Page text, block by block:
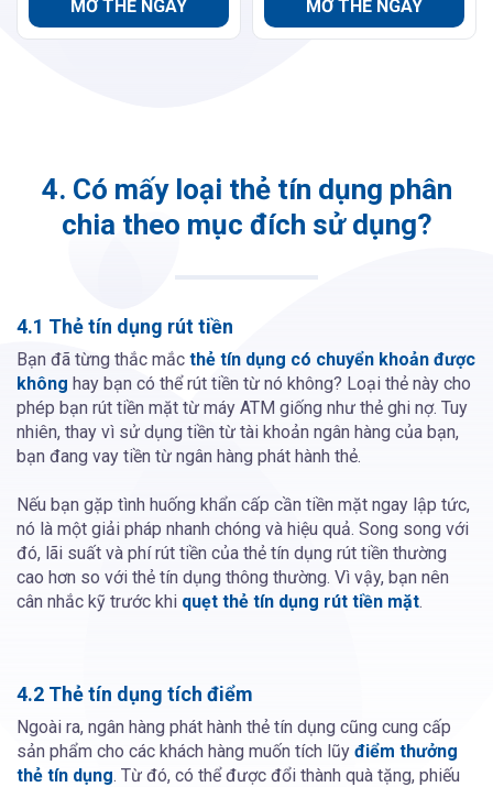
MỞ THẺ NGAY MỞ THẺ NGAY
4. Có mấy loại thẻ tín dụng phân
chia theo mục đích sử dụng?
4.1 Thẻ tín dụng rút tiền
Bạn đã từng thắc mắc thẻ tín dụng có chuyển khoản được
không hay bạn có thể rút tiền từ nó không? Loại thẻ này cho
phép bạn rút tiền mặt từ máy ATM giống như thẻ ghi nợ. Tuy
nhiên, thay vì sử dụng tiền từ tài khoản ngân hàng của bạn,
bạn đang vay tiền từ ngân hàng phát hành thẻ.
Nếu bạn gặp tình huống khẩn cấp cần tiền mặt ngay lập tức,
nó là một giải pháp nhanh chóng và hiệu quả. Song song với
đó, lãi suất và phí rút tiền của thẻ tín dụng rút tiền thường
cao hơn so với thẻ tín dụng thông thường. Vì vậy, bạn nên
cân nhắc kỹ trước khi quẹt thẻ tín dụng rút tiền mặt.
4.2 Thẻ tín dụng tích điểm
Ngoài ra, ngân hàng phát hành thẻ tín dụng cũng cung cấp
sản phẩm cho các khách hàng muốn tích lũy điểm thưởng
thẻ tín dụng. Từ đó, có thể được đổi thành quà tặng, phiếu